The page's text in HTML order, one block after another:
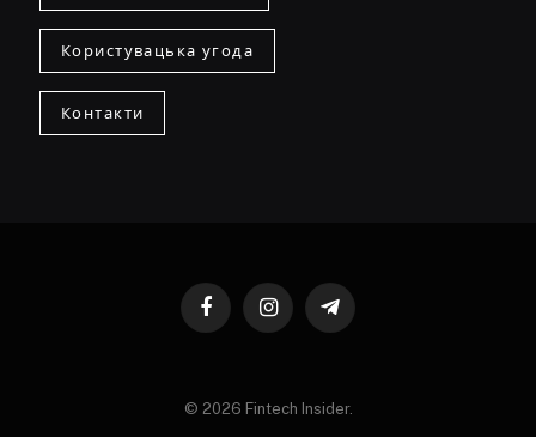
Користувацька угода
Контакти
FacebookInstagramTelegram
© 2026 Fintech Insider.